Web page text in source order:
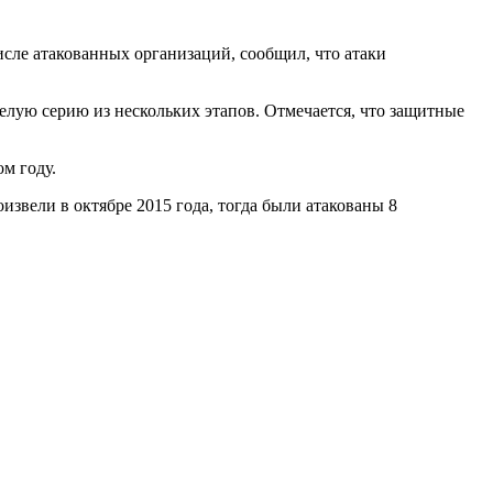
атакованных организаций, сообщил, что атаки
серию из нескольких этапов. Отмечается, что защитные
году.
в октябре 2015 года, тогда были атакованы 8